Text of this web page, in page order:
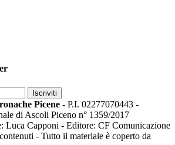
Iscriviti
Picene - P.I. 02277070443 -
di Ascoli Piceno n° 1359/2017
Luca Capponi - Editore: CF Comunicazione
- Tutto il materiale è coperto da